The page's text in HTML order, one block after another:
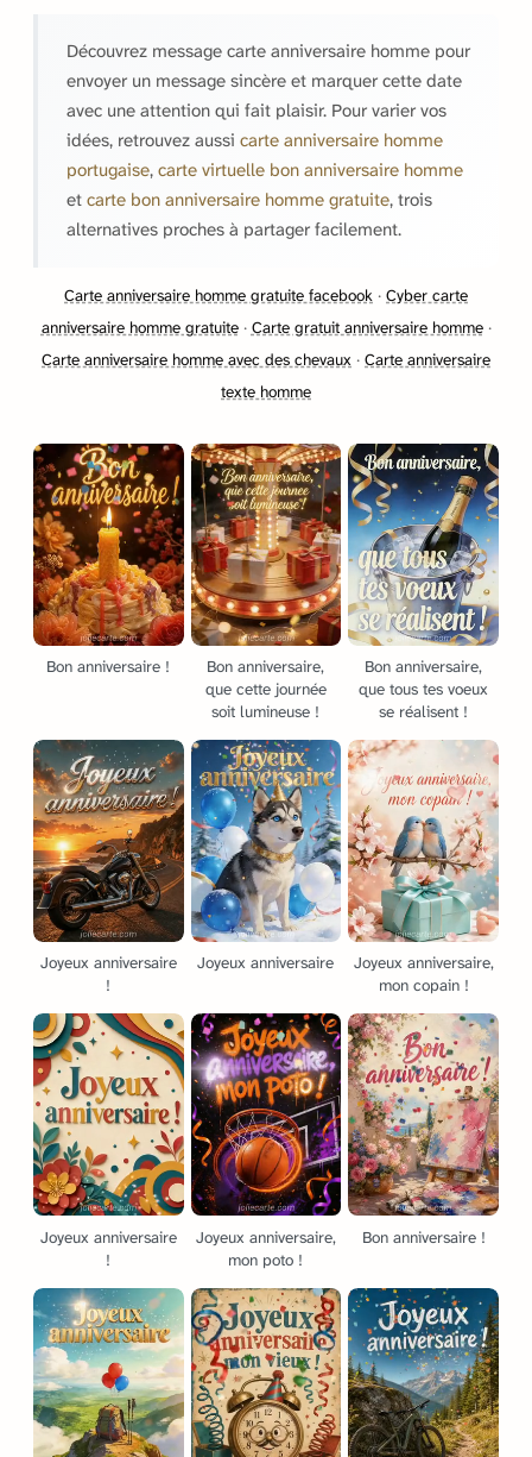
Découvrez message carte anniversaire homme pour
envoyer un message sincère et marquer cette date
avec une attention qui fait plaisir. Pour varier vos
idées, retrouvez aussi carte anniversaire homme
portugaise, carte virtuelle bon anniversaire homme
et carte bon anniversaire homme gratuite, trois
alternatives proches à partager facilement.
Carte anniversaire homme gratuite facebook · Cyber carte
anniversaire homme gratuite· Carte gratuit anniversaire homme·
Carte anniversaire homme avec des chevaux · Carte anniversaire
texte homme
Bon anniversaire !
Bon anniversaire,
que cette journée
soit lumineuse !
Bon anniversaire,
que tous tes voeux
se réalisent !
Joyeux anniversaire
!
Joyeux anniversaire
Joyeux anniversaire,
mon copain !
Joyeux anniversaire
!
Joyeux anniversaire,
mon poto !
Bon anniversaire !